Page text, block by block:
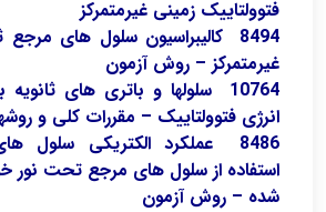
فتوولتاییک زمینی غیرمتمرکز
8494 کالیبراسیون سلول های مرجع
غیرمتمرکز – روش آزمون
10764 سلولها و باتری های
انرژی فتوولتاییک – مقررات کلی و
8486 عملکرد الکتریکی سلول
استفاده از سلول های مرجع تحت نور
شده – روش آزمون